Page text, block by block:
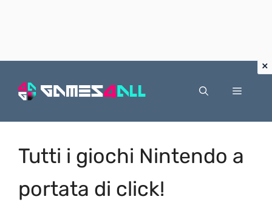
Menu
Tutti i giochi Nintendo a
portata di click!